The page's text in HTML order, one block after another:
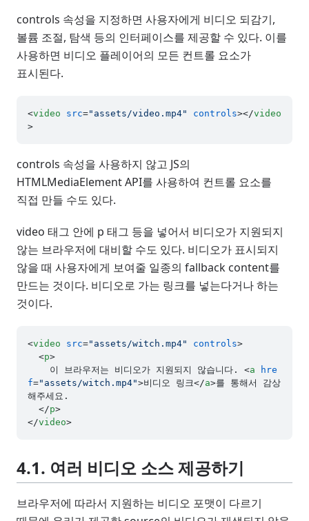
controls 속성을 지정하면 사용자에게 비디오 되감기,
볼륨 조절, 탐색 등의 인터페이스를 제공할 수 있다. 이를
사용하면 비디오 플레이어의 모든 컨트롤 요소가
표시된다.
<video src="assets/video.mp4" controls></video
>
controls 속성을 사용하지 않고 JS의
HTMLMediaElement API를 사용하여 컨트롤 요소를
직접 만들 수도 있다.
video 태그 안에 p 태그 등을 넣어서 비디오가 지원되지
않는 브라우저에 대비할 수도 있다. 비디오가 표시되지
않을 때 사용자에게 보여줄 일종의 fallback content를
만드는 것이다. 비디오로 가는 링크를 넣는다거나 하는
것이다.
<video src="assets/witch.mp4" controls>
<p>
    이 브라우저는 비디오가 지원되지 않습니다.
<a
hre
f="assets/witch.mp4">비디오 링크</a>를 통해서 감상
해주세요.
</p>
</video>
4.1. 여러 비디오 소스 제공하기
브라우저에 따라서 지원하는 비디오 포맷이 다르기